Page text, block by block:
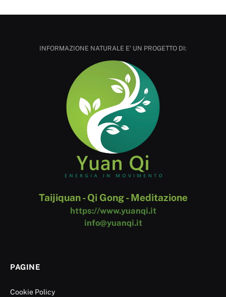
INFORMAZIONE NATURALE E' UN PROGETTO DI:
Taijiquan - Qi Gong - Meditazione
https://www.yuanqi.it
info@yuanqi.it
PAGINE
Cookie Policy